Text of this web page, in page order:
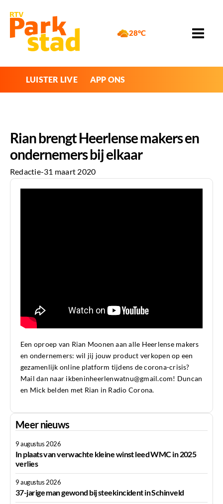
28°C
LUISTER LIVE APP ONS
Rian brengt Heerlense makers en
ondernemers bij elkaar
Redactie-31 maart 2020
Een oproep van Rian Moonen aan alle Heerlense makers
en ondernemers: wil jij jouw product verkopen op een
gezamenlijk online platform tijdens de corona-crisis?
Mail dan naar ikbeninheerlenwatnu@gmail.com! Duncan
en Mick belden met Rian in Radio Corona.
Meer nieuws
9 augustus 2026
In plaats van verwachte kleine winst leed WMC in 2025
verlies
9 augustus 2026
37-jarige man gewond bij steekincident in Schinveld